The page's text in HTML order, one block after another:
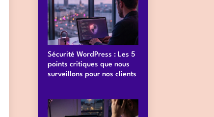
Sécurité WordPress : Les 5
points critiques que nous
surveillons pour nos clients